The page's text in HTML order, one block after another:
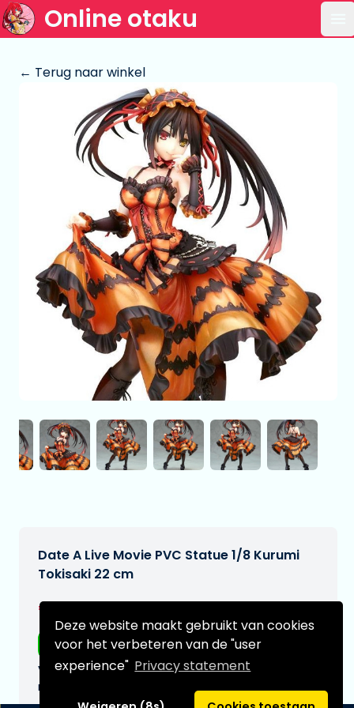
Deze website maakt gebruikt van cookies
voor het verbeteren van de "user
experience" Privacy statement
Online otaku
← Terug naar winkel
Date A Live Movie PVC Statue 1/8 Kurumi
Tokisaki 22 cm
€224,99
Gratis verzending
Verwachtte leverdatum:
n.v.t.